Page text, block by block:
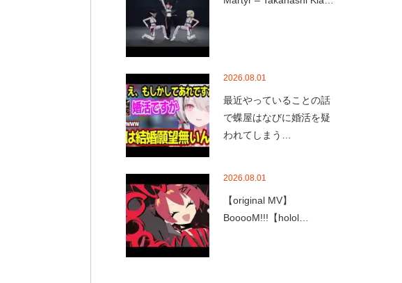
2026.08.01
最近やっていることの話
で蝶屋はなびに婚活を疑
われてしまう…
2026.08.01
【original MV】
BooooM!!!【holol…